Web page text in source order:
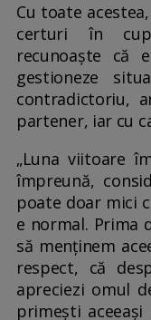
Cu toate
certuri în
recunoaște că
gestioneze
contradictoriu,
partener, iar cu
„Luna viitoare
împreună,
poate doar mici
e normal. Prima
să menținem
respect, că
apreciezi omul
primești aceeași